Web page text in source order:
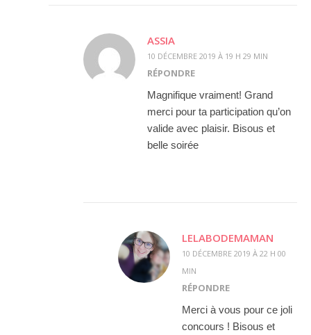
ASSIA
10 DÉCEMBRE 2019 À 19 H 29 MIN
RÉPONDRE
Magnifique vraiment! Grand
merci pour ta participation qu’on
valide avec plaisir. Bisous et
belle soirée
LELABODEMAMAN
10 DÉCEMBRE 2019 À 22 H 00
MIN
RÉPONDRE
Merci à vous pour ce joli
concours ! Bisous et